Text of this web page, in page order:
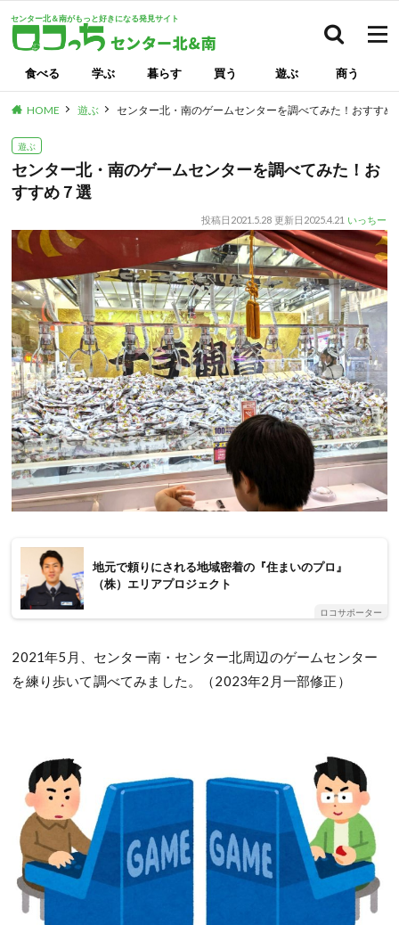
センター北＆南がもっと好きになる発見サイト
食べる 学ぶ 暮らす 買う 遊ぶ 商う
HOME 遊ぶ センター北・南のゲームセンターを調べてみた！おすすめ
遊ぶ
センター北・南のゲームセンターを調べてみた！お
すすめ７選
投稿日 2021.5.28 更新日 2025.4.21 いっちー
地元で頼りにされる地域密着の『住まいのプロ』
（株）エリアプロジェクト
ロコサポーター
2021年5月、センター南・センター北周辺のゲームセンター
を練り歩いて調べてみました。（2023年2月一部修正）